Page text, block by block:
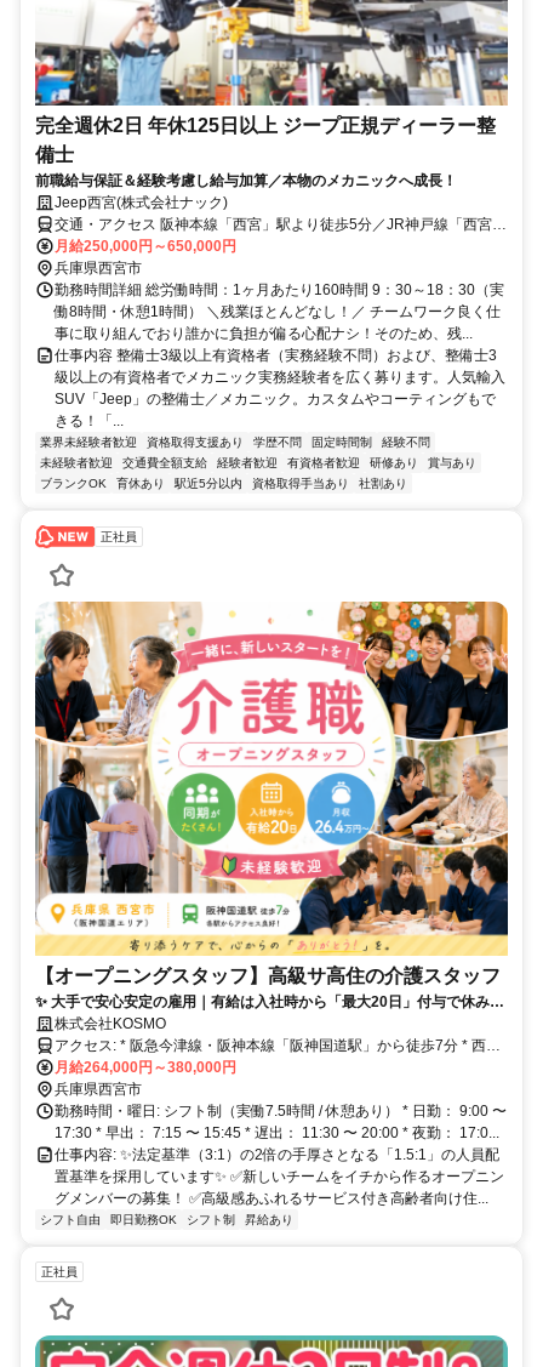
完全週休2日 年休125日以上 ジープ正規ディーラー整
備士
前職給与保証＆経験考慮し給与加算／本物のメカニックへ成長！
Jeep西宮(株式会社ナック)
交通・アクセス 阪神本線「西宮」駅より徒歩5分／JR神戸線「西宮」
駅より徒歩6分
月給250,000円～650,000円
兵庫県西宮市
勤務時間詳細 総労働時間：1ヶ月あたり160時間 9：30～18：30（実
働8時間・休憩1時間） ＼残業ほとんどなし！／ チームワーク良く仕
事に取り組んでおり誰かに負担が偏る心配ナシ！そのため、残...
仕事内容 整備士3級以上有資格者（実務経験不問）および、整備士3
級以上の有資格者でメカニック実務経験者を広く募ります。人気輸入
SUV「Jeep」の整備士／メカニック。カスタムやコーティングもで
きる！「...
業界未経験者歓迎 資格取得支援あり 学歴不問 固定時間制
経験不問
未経験者歓迎
交通費全額支給 経験者歓迎 有資格者歓迎 研修あり
賞与あり
ブランクOK
育休あり 駅近5分以内 資格取得手当あり 社割あり
正社員
【オープニングスタッフ】高級サ高住の介護スタッフ
✨ 大手で安心安定の雇用｜有給は入社時から「最大20日」付与で休みや
すさ抜群 ✨ 月収26.4万円〜38万円＋賞与年2回（平均3.3ヶ月分） ✨ 未
経験・無資格からプロを目指せる手厚いOJT研修＆資格取得支援あり ✨
育児手当（月2万円）や住宅手当（最大3万円）など生活を支える福利厚
生が充実！
株式会社KOSMO
アクセス: * 阪急今津線・阪神本線「阪神国道駅」から徒歩7分 * 西宮
駅、今津駅、西宮北口駅、三ノ宮駅、元町駅、御影駅、甲子園駅、尼
崎駅からもアクセス抜群！ ※マイカー通勤も相談可能です◎
月給264,000円～380,000円
兵庫県西宮市
勤務時間・曜日: シフト制（実働7.5時間 / 休憩あり） * 日勤： 9:00 〜
17:30 * 早出： 7:15 〜 15:45 * 遅出： 11:30 〜 20:00 * 夜勤： 17:0...
仕事内容: ✨法定基準（3:1）の2倍の手厚さとなる「1.5:1」の人員配
置基準を採用しています✨ ✅新しいチームをイチから作るオープニン
グメンバーの募集！ ✅高級感あふれるサービス付き高齢者向け住...
シフト自由 即日勤務OK シフト制 昇給あり
正社員